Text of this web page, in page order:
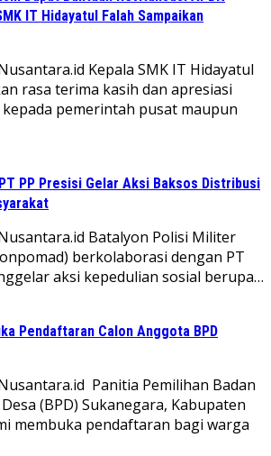
IT Hidayatul Falah Sampaikan
Kepala SMK IT Hidayatul
rasa terima kasih dan apresiasi
pemerintah pusat maupun
PP Presisi Gelar Aksi Baksos Distribusi
Batalyon Polisi Militer
berkolaborasi dengan PT
aksi kepedulian sosial berupa…
Pendaftaran Calon Anggota BPD
Panitia Pemilihan Badan
(BPD) Sukanegara, Kabupaten
membuka pendaftaran bagi warga